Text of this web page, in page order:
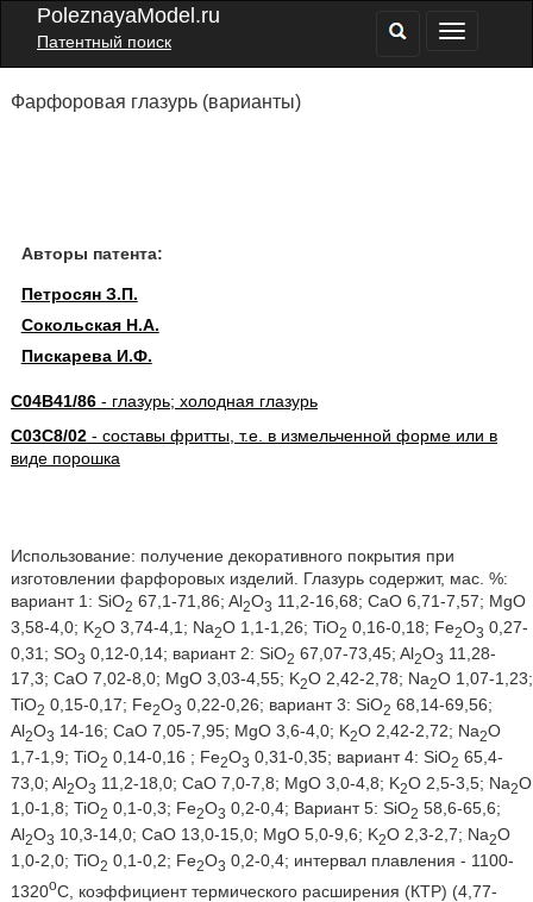
PoleznayaModel.ru
Патентный поиск
Фарфоровая глазурь (варианты)
Авторы патента:
Петросян З.П.
Сокольская Н.А.
Пискарева И.Ф.
C04B41/86- глазурь; холодная глазурь
C03C8/02- составы фритты, т.е. в измельченной форме или в
виде порошка
Использование: получение декоративного покрытия при
изготовлении фарфоровых изделий. Глазурь содержит, мас. %:
вариант 1: SiO2 67,1-71,86; Al2O3 11,2-16,68; CaO 6,71-7,57; MgO
3,58-4,0; K2O 3,74-4,1; Na2O 1,1-1,26; TiO2 0,16-0,18; Fe2O3 0,27-
0,31; SO3 0,12-0,14; вариант 2: SiO2 67,07-73,45; Al2O3 11,28-
17,3; CaO 7,02-8,0; MgO 3,03-4,55; K2O 2,42-2,78; Na2O 1,07-1,23;
TiO2 0,15-0,17; Fe2O3 0,22-0,26; вариант 3: SiO2 68,14-69,56;
Al2O3 14-16; CaO 7,05-7,95; MgO 3,6-4,0; K2O 2,42-2,72; Na2O
1,7-1,9; TiO2 0,14-0,16 ; Fe2O3 0,31-0,35; вариант 4: SiO2 65,4-
73,0; Al2O3 11,2-18,0; CaO 7,0-7,8; MgO 3,0-4,8; K2O 2,5-3,5; Na2O
1,0-1,8; TiO2 0,1-0,3; Fe2O3 0,2-0,4; Вариант 5: SiO2 58,6-65,6;
Al2O3 10,3-14,0; CaO 13,0-15,0; MgO 5,0-9,6; K2O 2,3-2,7; Na2O
1,0-2,0; TiO2 0,1-0,2; Fe2O3 0,2-0,4; интервал плавления - 1100-
1320oС, коэффициент термического расширения (КТР) (4,77-